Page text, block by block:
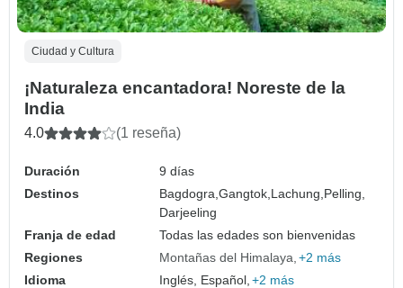
Ciudad y Cultura
¡Naturaleza encantadora! Noreste de la
India
4.0 (1 reseña)
Duración
9 días
Destinos
Bagdogra,Gangtok, Lachung, Pelling,
Darjeeling
Franja de edad
Todas las edades son bienvenidas
Regiones
Montañas del Himalaya +2 más
Idioma
Inglés, Español, +2 más